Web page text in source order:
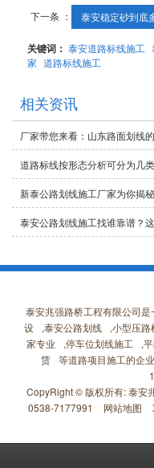
下一条 ： 泰安稳定砂到底
关键词：泰安道路标线施工
家 道路标线施工
相关资讯
厂家带您来看：山东路面划线
道路标线按形态分析可分为几
新泰公路划线施工厂家为你揭
泰安公路划线施工找谁靠谱？
泰安兆强路桥工程有限公司是
设
,泰安公路划线 ,小型压路
家专业
,停车位划线施工 ,
赁 等道路项目施工的企
CopyRight © 版权所有:泰安
0538-7177991
网站地图